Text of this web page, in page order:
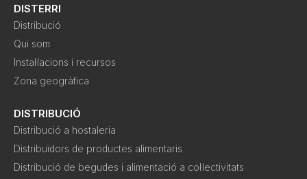
DISTERRI
Distribució
Qui som
Instal·lacions i recursos
Zona geogràfica
DISTRIBUCIÓ
Distribució a hostaleria
Distribuïdors de productes alimentaris
Distribució de begudes i alimentació a col·lectivitats